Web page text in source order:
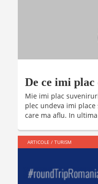
De ce imi
Mie imi plac
plec undeva imi
care ma aflu. In
ARTICOLE / TURISM